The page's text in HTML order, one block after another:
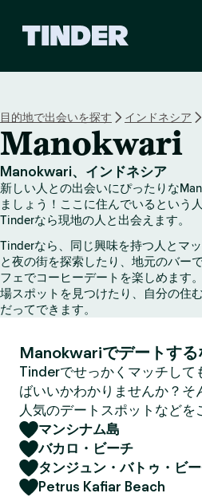
r
ホ
ー
ム
ペ
ー
ジ
目的地で出会いを探す インドネシア
Manokwari
Manokwari、インドネシア
新しい人との出会いにぴったりな
ましょう！ここに住んでいるという
Tinderなら現地の人と出会えます。
Tinderなら、同じ興味を持つ人とマ
と夜の街を探索したり、地元のバー
フェでコーヒーデートを楽しめます
場スポットを見つけたり、自分の住
だってできます。
Manokwariでデートする
Tinderでせっかくマッチして
ばいいかわかりませんか？そ
人気のデートスポットなどを
マンシナム島
バカロ・ビーチ
タンジュン・バトゥ・ビ
Petrus Kafiar Beach